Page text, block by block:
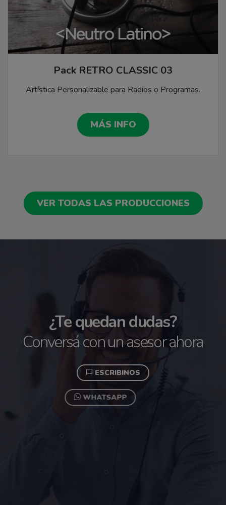
Pack RETRO CLASSIC 03
Artística Personalizable para Radios o Programas.
MÁS INFO
VER TODAS LAS PRODUCCIONES
¿Te quedan dudas?
Conversá con un asesor ahora
ESCRIBINOS
WHATSAPP